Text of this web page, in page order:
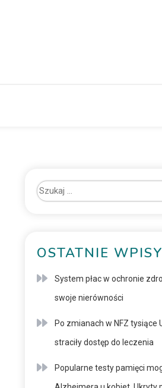
OSTATNIE WPISY
System płac w ochronie
swoje nierówności
Po zmianach w NFZ tysiące
straciły dostęp do leczenia
Popularne testy pamięci